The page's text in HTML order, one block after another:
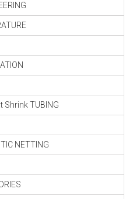
Shrink TUBING
NETTING